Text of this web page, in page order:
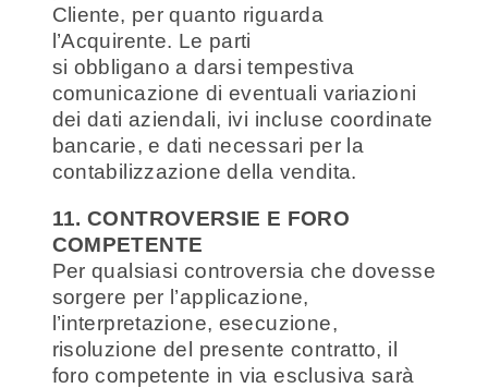
Cliente, per quanto riguarda
l’Acquirente. Le parti
si obbligano a darsi tempestiva
comunicazione di eventuali variazioni
dei dati aziendali, ivi incluse coordinate
bancarie, e dati necessari per la
contabilizzazione della vendita.
11. CONTROVERSIE E FORO
COMPETENTE
Per qualsiasi controversia che dovesse
sorgere per l’applicazione,
l’interpretazione, esecuzione,
risoluzione del presente contratto, il
foro competente in via esclusiva sarà